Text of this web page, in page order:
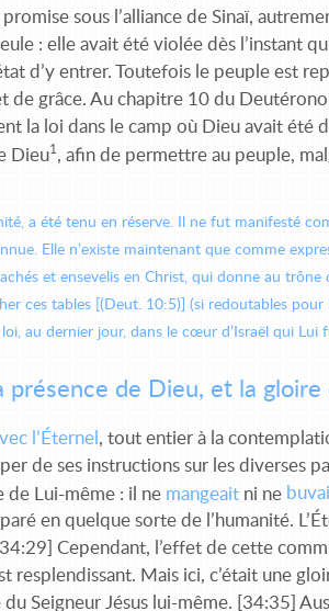
sous l’alliance de Sinaï,
: elle avait été violée dès l’instant
d’y entrer. Toutefois le peuple est
grâce. Au chapitre 10 du
la loi dans le camp où Dieu avait été
Dieu1 , afin de permettre au peuple,
a été tenu en réserve. Il ne fut manifesté
Elle n’existe maintenant que comme
et ensevelis en Christ, qui donne au
ces tables [(Deut. 10:5)] (si redoutables pour
au dernier jour, dans le cœur d’Israël qui Lui
de Dieu, et la gloire
l’Éternel , tout entier à la
de ses instructions sur les diverses
de Lui-même : il ne mangeait ni ne
en quelque sorte de l’humanité.
Cependant, l’effet de cette
resplendissant. Mais ici, c’était une
Seigneur Jésus lui-même. [34:35]